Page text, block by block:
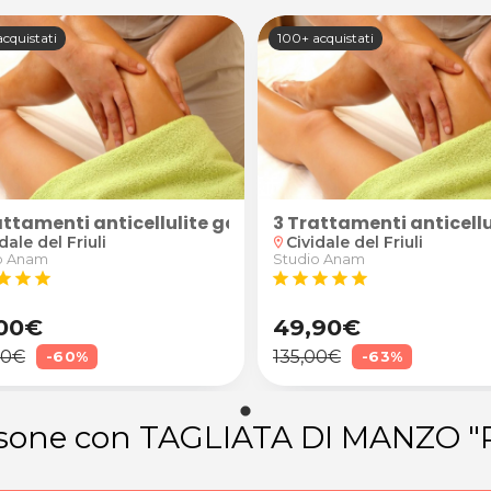
e consulenza Biohacking
anticellulite gambe e glutei
del Friuli
Anam
star star
-60%
100+ acquistati
3 Trattamenti
location_on Cividale del Friuli
Studio Anam
star star star star star
49,90€
135,00€ -63%
con TAGLIATA DI MANZO